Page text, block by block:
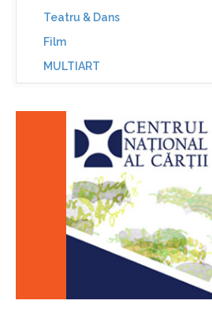
Teatru & Dans
Film
MULTIART